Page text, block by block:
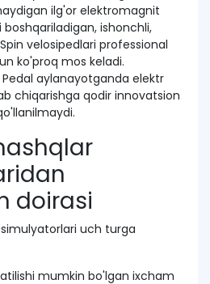
ilg'or elektromagnit
boshqariladigan, ishonchli,
velosipedlari professional
ko'proq mos keladi.
aylanayotganda elektr
chiqarishga qodir innovatsion
doirasi
uch turga
mumkin bo'lgan ixcham